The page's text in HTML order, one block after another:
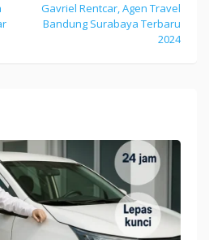
Gavriel Rentcar, Agen Travel
Bandung Surabaya Terbaru
2024